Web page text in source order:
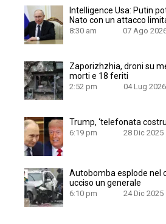
Intelligence Usa: Putin
Nato con un attacco
8:30 am 07 Ago
Zaporizhzhia, droni su
morti e 18 feriti
2:52 pm 04 Lug 2026
Trump, ‘telefonata
6:19 pm 28 Dic 2025
Autobomba esplode nel
ucciso un generale
6:10 pm 24 Dic 2025